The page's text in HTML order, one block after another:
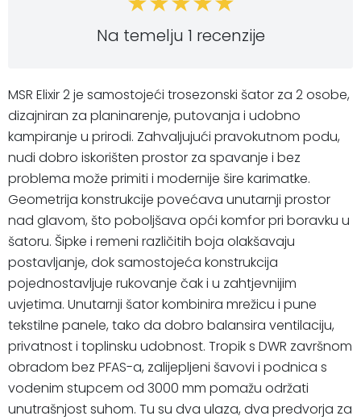
Na temelju 1 recenzije
MSR Elixir 2 je samostojeći trosezonski šator za 2 osobe,
dizajniran za planinarenje, putovanja i udobno
kampiranje u prirodi. Zahvaljujući pravokutnom podu,
nudi dobro iskorišten prostor za spavanje i bez
problema može primiti i modernije šire karimatke.
Geometrija konstrukcije povećava unutarnji prostor
nad glavom, što poboljšava opći komfor pri boravku u
šatoru. Šipke i remeni različitih boja olakšavaju
postavljanje, dok samostojeća konstrukcija
pojednostavljuje rukovanje čak i u zahtjevnijim
uvjetima. Unutarnji šator kombinira mrežicu i pune
tekstilne panele, tako da dobro balansira ventilaciju,
privatnost i toplinsku udobnost. Tropik s DWR završnom
obradom bez PFAS-a, zalijepljeni šavovi i podnica s
vodenim stupcem od 3000 mm pomažu održati
unutrašnjost suhom. Tu su dva ulaza, dva predvorja za